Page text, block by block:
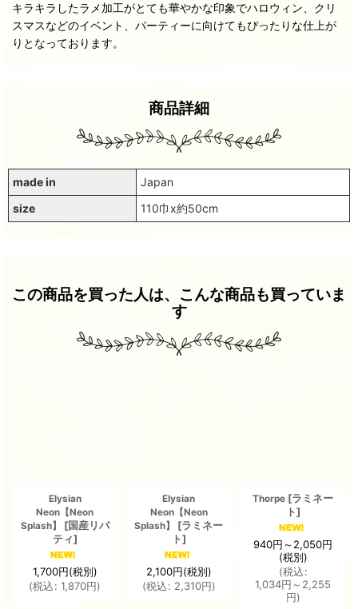
キラキラしたラメ加工がとても華やかな印象でハロウィン、クリ
スマスなどのイベント、パーティーに向けてもぴったりな仕上が
りとなっております。
商品詳細
made in
Japan
size
110巾x約50cm
この商品を買った人は、こんな商品も買っていま
す
Elysian
Neon【Neon
Splash】
[国産リバ
ティ]
1,700円(税別)
(税込: 1,870円)
Elysian
Neon【Neon
Splash】
[ラミネー
ト]
2,100円(税別)
(税込: 2,310円)
Thorpe [ラミネー
ト]
940円～2,050円
(税別)
(税込:
1,034円 ～2,255
円)